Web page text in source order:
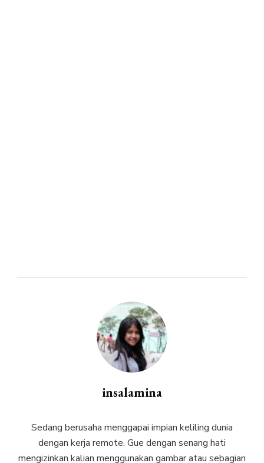
insalamina
Sedang berusaha menggapai impian keliling dunia
dengan kerja remote. Gue dengan senang hati
mengizinkan kalian menggunakan gambar atau sebagian